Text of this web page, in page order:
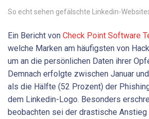
So echt sehen gefälschte Linkedin-
Ein Bericht von Check Point Software
welche Marken am häufigsten von
um an die persönlichen Daten ihrer
Demnach erfolgte zwischen Januar
als die Hälfte (52 Prozent) der
dem Linkedin-Logo. Besonders
beobachten sei der drastische